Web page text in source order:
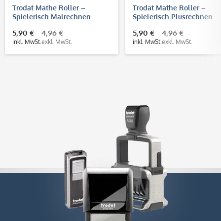
Trodat Mathe Roller –
Spielerisch Malrechnen
5,90 €
inkl. MwSt.
4,96 €
exkl. MwSt.
Trodat Mathe Roller –
Spielerisch Plusrechnen
5,90 €
inkl. MwSt.
4,96 €
exkl. MwSt.